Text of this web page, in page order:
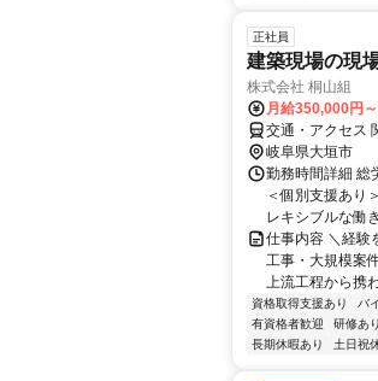
正社員
建築現場の現
株式会社 桐山組
月給350,000円
交通・アクセス
岐阜県大垣市
勤務時間詳細 総
＜個別支援あり
レキシブルな働
仕事内容 ＼経験
工事・大規模案
上流工程から携
資格取得支援あり バ
有資格者歓迎
研修あり
長期休暇あり
土日祝